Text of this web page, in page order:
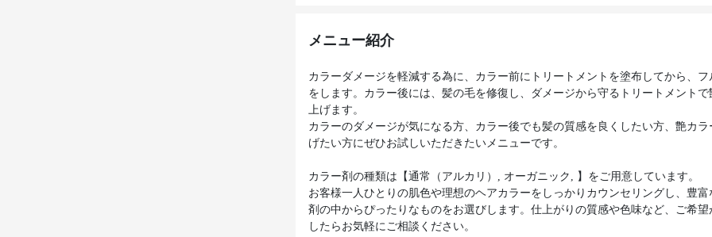
メニュー紹介
カラーダメージを軽減する為に、カラー前にトリートメントを塗布してから、フ
をします。カラー後には、髪の毛を修復し、ダメージから守るトリートメントで
上げます。
カラーのダメージが気になる方、カラー後でも髪の質感を良くしたい方、艶カラ
げたい方にぜひお試しいただきたいメニューです。
カラー剤の種類は【通常（アルカリ）, オーガニック, 】をご用意しています。
お客様一人ひとりの肌色や理想のヘアカラーをしっかりカウンセリングし、豊富
剤の中からぴったりなものをお選びします。仕上がりの質感や色味など、ご希望
したらお気軽にご相談ください。